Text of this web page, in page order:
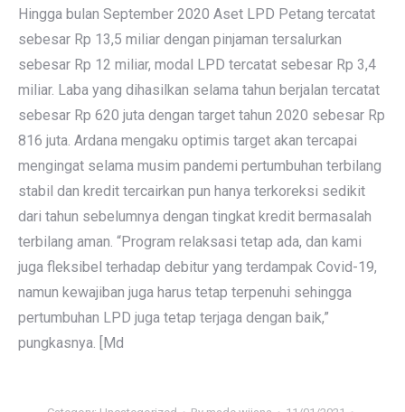
Hingga bulan September 2020 Aset LPD Petang tercatat
sebesar Rp 13,5 miliar dengan pinjaman tersalurkan
sebesar Rp 12 miliar, modal LPD tercatat sebesar Rp 3,4
miliar. Laba yang dihasilkan selama tahun berjalan tercatat
sebesar Rp 620 juta dengan target tahun 2020 sebesar Rp
816 juta. Ardana mengaku optimis target akan tercapai
mengingat selama musim pandemi pertumbuhan terbilang
stabil dan kredit tercairkan pun hanya terkoreksi sedikit
dari tahun sebelumnya dengan tingkat kredit bermasalah
terbilang aman. “Program relaksasi tetap ada, dan kami
juga fleksibel terhadap debitur yang terdampak Covid-19,
namun kewajiban juga harus tetap terpenuhi sehingga
pertumbuhan LPD juga tetap terjaga dengan baik,”
pungkasnya. [Md